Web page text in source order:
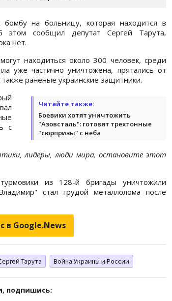
на больницу, которая находится в
этом сообщил депутат Сергей Тарута,
нет.
находиться около 300 человек, среди
уже частично уничтожена, прятались от
раненые украинские защитники.
Читайте также:
Боевики хотят уничтожить
"Азовсталь": готовят трехтонные
"сюрпризы" с неба
с
лидеры, люди мира, остановите этот
из 128-й бригады уничтожили
стал грудой металлолома после
в Google.News
Тарута Война Украины и России
подпишись: